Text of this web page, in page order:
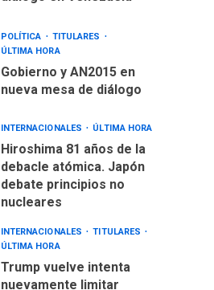
POLÍTICA
TITULARES
ÚLTIMA HORA
Gobierno y AN2015 en
nueva mesa de diálogo
INTERNACIONALES ÚLTIMA HORA
Hiroshima 81 años de la
debacle atómica. Japón
debate principios no
nucleares
INTERNACIONALES
TITULARES
ÚLTIMA HORA
Trump vuelve intenta
nuevamente limitar